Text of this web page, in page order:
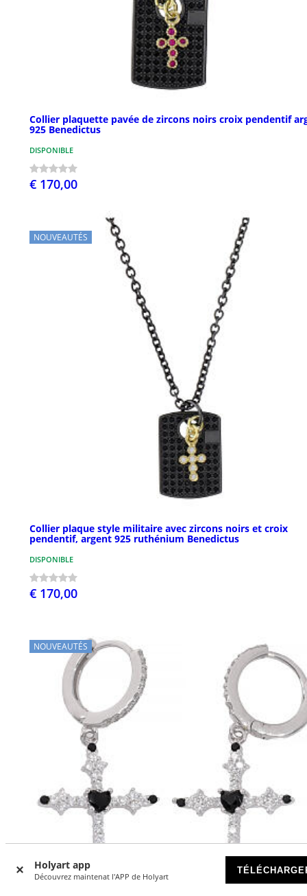
Holyart app
Découvrez maintenat l'APP de Holyart
Collier plaquette pavée de zircons noirs croix pendentif
925 Benedictus
DISPONIBLE
€ 170,00
NOUVEAUTÉS
Collier plaque style militaire avec zircons noirs et croix
pendentif, argent 925 ruthénium Benedictus
DISPONIBLE
€ 170,00
NOUVEAUTÉS